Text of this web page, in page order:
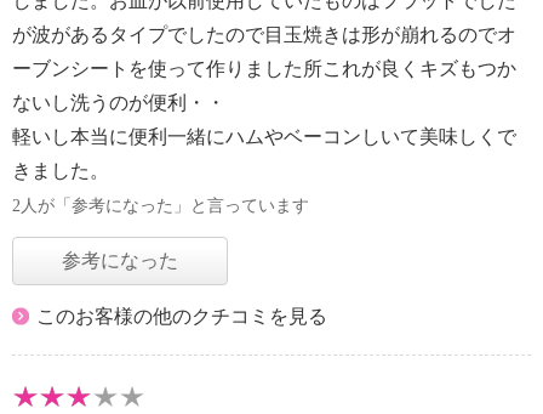
が波があるタイプでしたので目玉焼きは形が崩れるのでオ
ーブンシートを使って作りました所これが良くキズもつか
ないし洗うのが便利・・
軽いし本当に便利一緒にハムやベーコンしいて美味しくで
きました。
2人が「参考になった」と言っています
参考になった
このお客様の他のクチコミを見る